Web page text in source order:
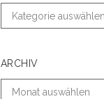
ARCHIV